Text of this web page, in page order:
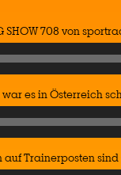
SHOW 708 von
war es in Österreich
auf Trainerposten